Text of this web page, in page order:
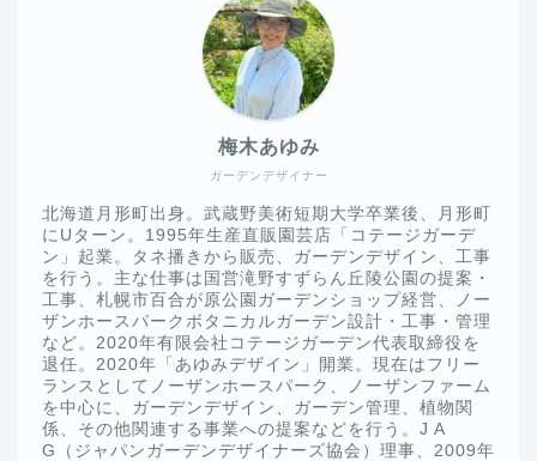
ガーデンデザイナー
梅木あゆみ
北海道月形町出身。武蔵野美術短期大学卒業後、月形町
にUターン。1995年生産直販園芸店「コテージガーデ
ン」起業。タネ播きから販売、ガーデンデザイン、工事
を行う。主な仕事は国営滝野すずらん丘陵公園の提案・
工事、札幌市百合が原公園ガーデンショップ経営、ノー
ザンホースパークボタニカルガーデン設計・工事・管理
など。2020年有限会社コテージガーデン代表取締役を
退任。2020年「あゆみデザイン」開業。現在はフリー
ランスとしてノーザンホースパーク、ノーザンファーム
を中心に、ガーデンデザイン、ガーデン管理、植物関
係、その他関連する事業への提案などを行う。J A
G（ジャパンガーデンデザイナーズ協会）理事、2009年